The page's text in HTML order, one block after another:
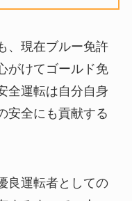
、現在ブルー免許
がけてゴールド免
全運転は自分自身
安全にも貢献する
良運転者としての